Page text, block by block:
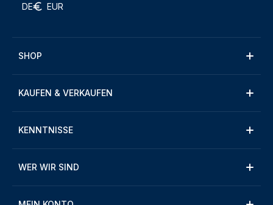
DE EUR
SHOP
KAUFEN & VERKAUFEN
KENNTNISSE
WER WIR SIND